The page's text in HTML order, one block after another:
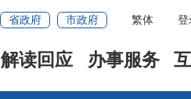
省政府 市政府 繁体 登
解读回应 办事服务